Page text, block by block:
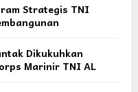
Strategis TNI
Dikukuhkan
Marinir TNI AL